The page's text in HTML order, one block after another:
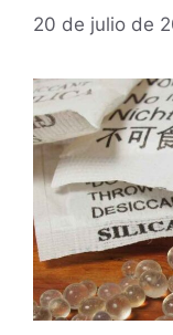
20 de julio de